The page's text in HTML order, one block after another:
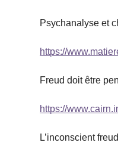
Psychanalyse et
https://
Freud doit être
https://
L’inconscient